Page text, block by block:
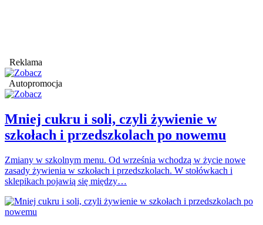
Reklama
Autopromocja
Mniej cukru i soli, czyli żywienie w
szkołach i przedszkolach po nowemu
Zmiany w szkolnym menu. Od września wchodzą w życie nowe
zasady żywienia w szkołach i przedszkolach. W stołówkach i
sklepikach pojawią się między…